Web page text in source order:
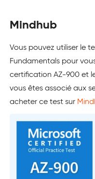
Mindhub
Vous pouvez utiliser le
Fundamentals pour
certification AZ-900 et
vous êtes associé aux
acheter ce test sur